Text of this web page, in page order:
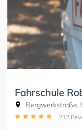
Fahrschule
Bergwerkstraße,
212